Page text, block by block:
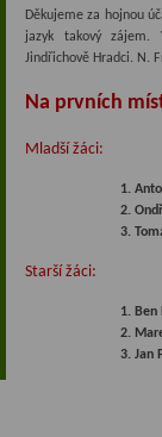
Děkujeme za hojnou
jazyk takový zájem.
Jindřichově Hradci. N.
Na prvních
Mladší žáci:
1.
2.
3.
Starší žáci:
1. Ben
2.
3. Jan